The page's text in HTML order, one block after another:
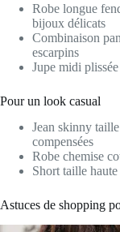
Robe longue
bijoux délicats
Combinaison
escarpins
Jupe midi
Pour un look casual
Jean skinny
compensées
Robe chemise
Short taille
Astuces de shopping